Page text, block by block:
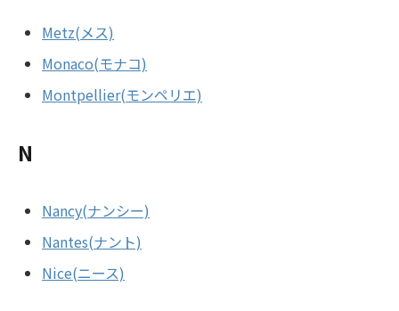
Metz(メス)
Monaco(モナコ)
Montpellier(モンペリエ)
N
Nancy(ナンシー)
Nantes(ナント)
Nice(ニース)